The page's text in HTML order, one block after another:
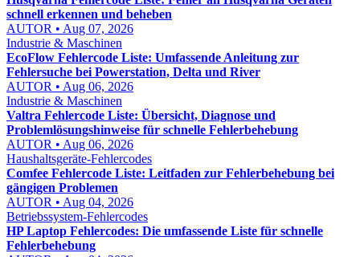
schnell erkennen und beheben
AUTOR • Aug 07, 2026
Industrie & Maschinen
EcoFlow Fehlercode Liste: Umfassende Anleitung zur
Fehlersuche bei Powerstation, Delta und River
AUTOR • Aug 06, 2026
Industrie & Maschinen
Valtra Fehlercode Liste: Übersicht, Diagnose und
Problemlösungshinweise für schnelle Fehlerbehebung
AUTOR • Aug 06, 2026
Haushaltsgeräte-Fehlercodes
Comfee Fehlercode Liste: Leitfaden zur Fehlerbehebung bei
gängigen Problemen
AUTOR • Aug 04, 2026
Betriebssystem-Fehlercodes
HP Laptop Fehlercodes: Die umfassende Liste für schnelle
Fehlerbehebung